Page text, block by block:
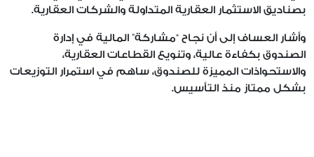
بصناديق الاستثمار العقارية المتداولة والشركات العقارية.
وأشار العساف إلى أن نجاح “مشاركة” المالية في إدارة
الصندوق بكفاءة عالية، وتنويع القطاعات العقارية،
والاستحواذات المميزة للصندوق، ساهم في استمرار التوزيعات
بشكل ممتاز منذ التأسيس.